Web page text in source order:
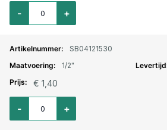
Aantal voor Halve sok RVS binnendraad 3/8"
+
-
SB04121530
1/2"
€ 1,40
Aantal voor Halve sok RVS binnendraad 1/2"
+
-